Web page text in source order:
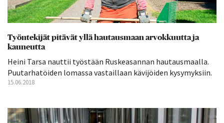
Työntekijät pitävät yllä hautausmaan arvokkuutta ja
kauneutta
Heini Tarsa nauttii työstään Ruskeasannan hautausmaalla.
Puutarhatöiden lomassa vastaillaan kävijöiden kysymyksiin.
15.06.2018